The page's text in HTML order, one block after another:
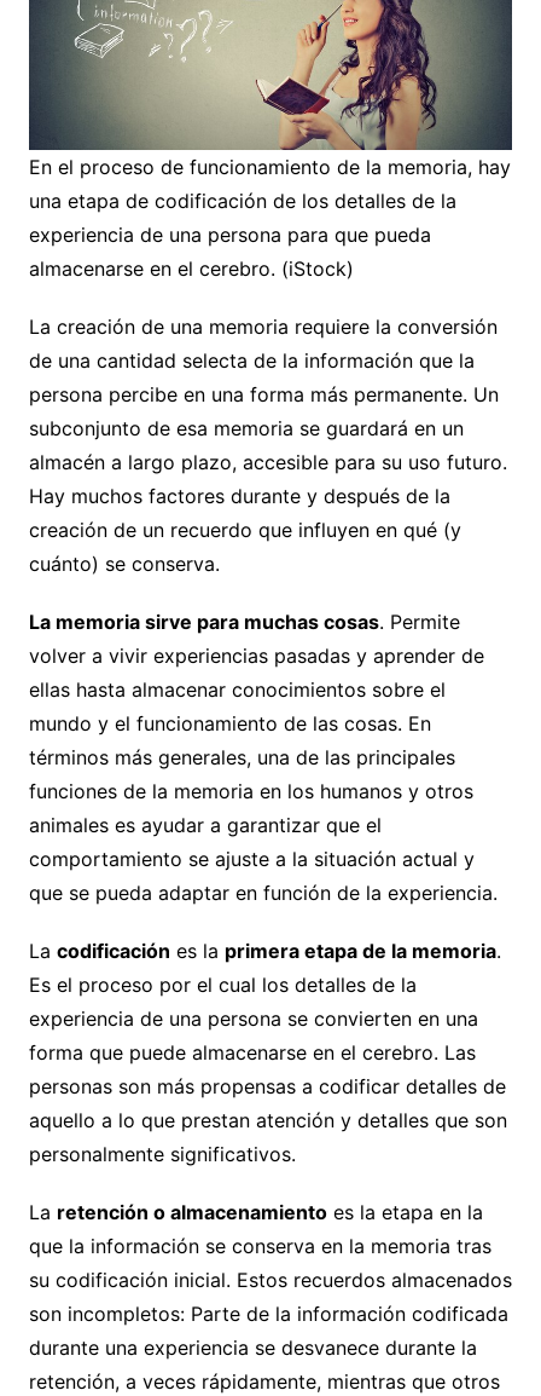
En el proceso de funcionamiento de la memoria, hay
una etapa de codificación de los detalles de la
experiencia de una persona para que pueda
almacenarse en el cerebro. (iStock)
La creación de una memoria requiere la conversión
de una cantidad selecta de la información que la
persona percibe en una forma más permanente. Un
subconjunto de esa memoria se guardará en un
almacén a largo plazo, accesible para su uso futuro.
Hay muchos factores durante y después de la
creación de un recuerdo que influyen en qué (y
cuánto) se conserva.
La memoria sirve para muchas cosas. Permite
volver a vivir experiencias pasadas y aprender de
ellas hasta almacenar conocimientos sobre el
mundo y el funcionamiento de las cosas. En
términos más generales, una de las principales
funciones de la memoria en los humanos y otros
animales es ayudar a garantizar que el
comportamiento se ajuste a la situación actual y
que se pueda adaptar en función de la experiencia.
La codificación es la primera etapa de la memoria.
Es el proceso por el cual los detalles de la
experiencia de una persona se convierten en una
forma que puede almacenarse en el cerebro. Las
personas son más propensas a codificar detalles de
aquello a lo que prestan atención y detalles que son
personalmente significativos.
La retención o almacenamientoes la etapa en la
que la información se conserva en la memoria tras
su codificación inicial. Estos recuerdos almacenados
son incompletos: Parte de la información codificada
durante una experiencia se desvanece durante la
retención, a veces rápidamente, mientras que otros